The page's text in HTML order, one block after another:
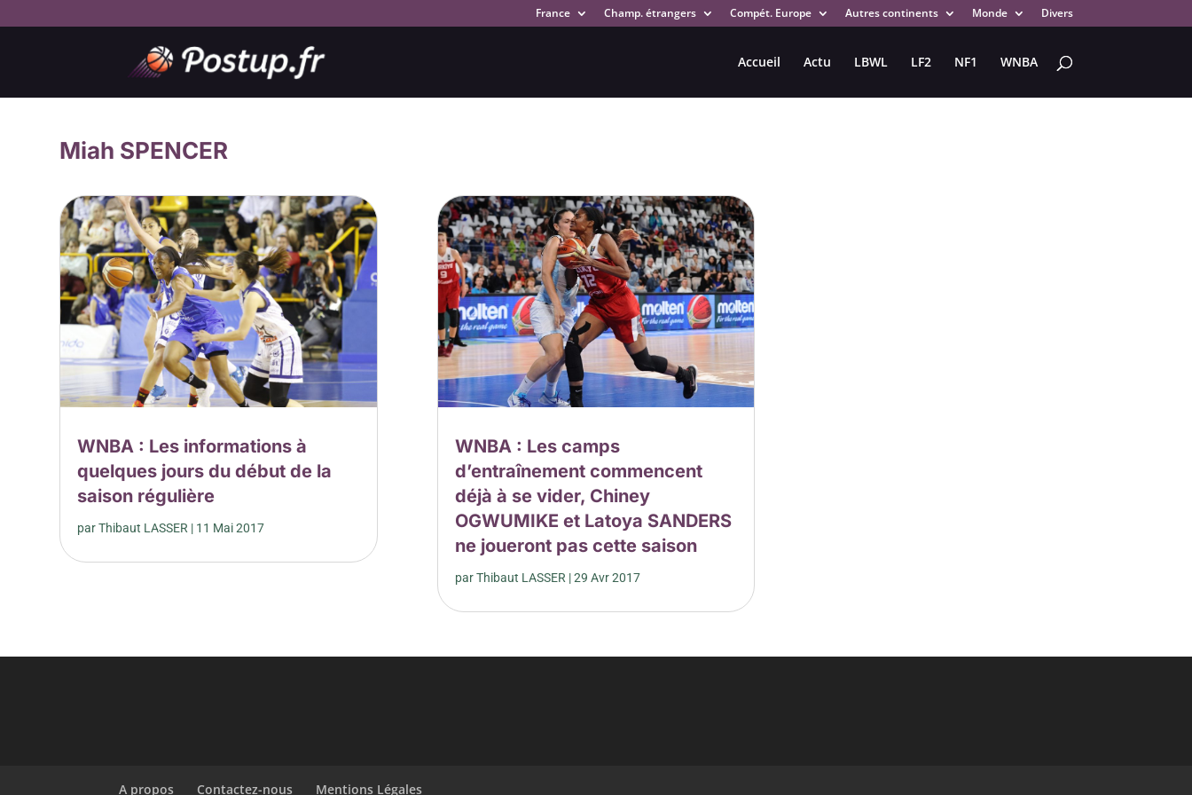
France Champ. étrangers Compét. Europe Autres continents Monde Divers
Accueil Actu LBWL LF2 NF1 WNBA
Miah SPENCER
WNBA : Les informations à
quelques jours du début de la
saison régulière
parThibaut LASSER | 11 Mai 2017
WNBA : Les camps
d’entraînement commencent
déjà à se vider, Chiney
OGWUMIKE et Latoya SANDERS
ne joueront pas cette saison
parThibaut LASSER |29 Avr 2017
A propos Contactez-nous Mentions Légales